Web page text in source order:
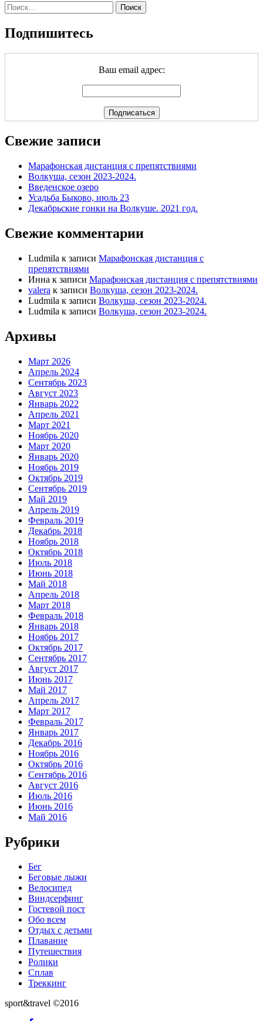
Найти:
Подпишитесь
Ваш email адрес:
Свежие записи
Марафонская дистанция с препятствиями
Волкуша, сезон 2023-2024.
Введенское озеро
Усадьба Быково, июль 23
Декабрьские гонки на Волкуше. 2021 год.
Свежие комментарии
Ludmila к записи Марафонская дистанция с
препятствиями
Инна к записи Марафонская дистанция с препятствиями
valera к записи Волкуша, сезон 2023-2024.
Ludmila к записи Волкуша, сезон 2023-2024.
Ludmila к записи Волкуша, сезон 2023-2024.
Архивы
Март 2026
Апрель 2024
Сентябрь 2023
Август 2023
Январь 2022
Апрель 2021
Март 2021
Ноябрь 2020
Март 2020
Январь 2020
Ноябрь 2019
Октябрь 2019
Сентябрь 2019
Май 2019
Апрель 2019
Февраль 2019
Декабрь 2018
Ноябрь 2018
Октябрь 2018
Июль 2018
Июнь 2018
Май 2018
Апрель 2018
Март 2018
Февраль 2018
Январь 2018
Ноябрь 2017
Октябрь 2017
Сентябрь 2017
Август 2017
Июнь 2017
Май 2017
Апрель 2017
Март 2017
Февраль 2017
Январь 2017
Декабрь 2016
Ноябрь 2016
Октябрь 2016
Сентябрь 2016
Август 2016
Июль 2016
Июнь 2016
Май 2016
Рубрики
Бег
Беговые лыжи
Велосипед
Виндсерфинг
Гостевой пост
Обо всем
Отдых с детьми
Плавание
Путешествия
Ролики
Сплав
Треккинг
sport&travel ©2016